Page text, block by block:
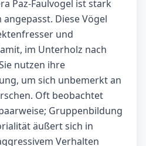
Paz-Faulvogel ist stark
Diese Vögel
und
im Unterholz nach
nutzen ihre
um sich unbemerkt an
Oft beobachtet
Gruppenbildung
äußert sich in
Verhalten